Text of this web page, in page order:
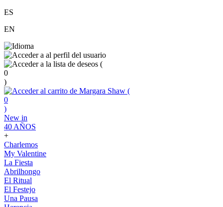
ES
EN
(
0
)
(
0
)
New in
40 AÑOS
+
Charlemos
My Valentine
La Fiesta
Abrilhongo
El Ritual
El Festejo
Una Pausa